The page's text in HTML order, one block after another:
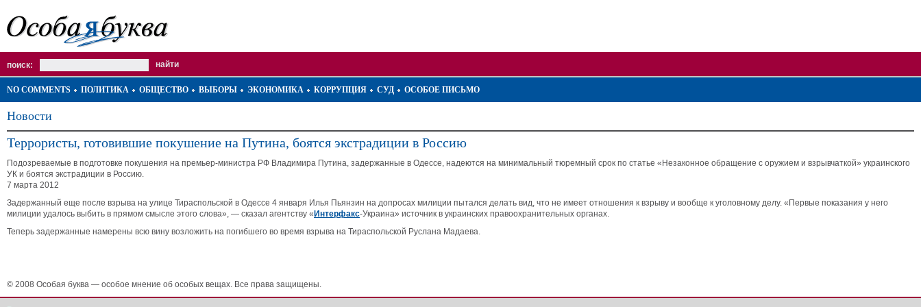
поиск:
NO COMMENTS ПОЛИТИКА ОБЩЕСТВО ВЫБОРЫ ЭКОНОМИКА КОРРУПЦИЯ СУД ОСОБОЕ ПИСЬМО
Новости
Террористы, готовившие покушение на Путина, боятся экстрадиции в Россию
Подозреваемые в подготовке покушения на премьер-министра РФ Владимира Путина, задержанные в Одессе, надеются на минимальный тюремный срок по статье «Незаконное обращение с оружием и взрывчаткой» украинского
УК и боятся экстрадиции в Россию.
7 марта 2012
Задержанный еще после взрыва на улице Тираспольской в Одессе 4 января Илья Пьянзин на допросах милиции пытался делать вид, что не имеет отношения к взрыву и вообще к уголовному делу. «Первые показания у него
милиции удалось выбить в прямом смысле этого слова», — сказал агентству « Интерфакс-Украина» источник в украинских правоохранительных органах.
Теперь задержанные намерены всю вину возложить на погибшего во время взрыва на Тираспольской Руслана Мадаева.
© 2008 Особая буква — особое мнение об особых вещах. Все права защищены.